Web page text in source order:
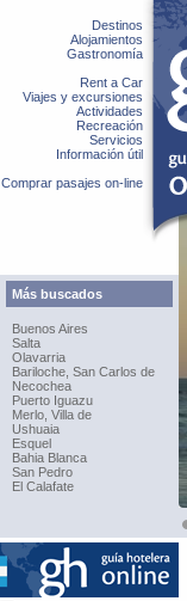
Destinos
Alojamientos
Gastronomía
Rent a Car
Viajes y excursiones
Actividades
Recreación
Servicios
Información útil
Comprar pasajes on-line
Más buscados
Buenos Aires
Salta
Olavarria
Bariloche, San Carlos de
Necochea
Puerto Iguazu
Merlo, Villa de
Ushuaia
Esquel
Bahia Blanca
San Pedro
El Calafate